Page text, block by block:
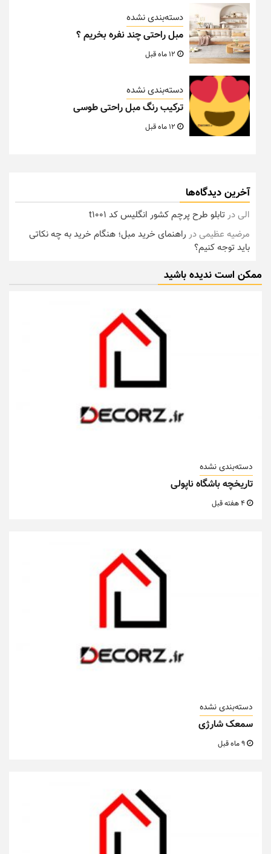
دسته‌بندی نشده
مبل راحتی چند نفره بخریم ؟
دسته‌بندی نشده
ترکیب رنگ مبل راحتی طوسی
آخرین دیدگاه‌ها
الیدرتابلو طرح پرچم کشور انگلیس کد t1001
مرضیه عظیمیدر راهنمای خرید مبل؛ هنگام خرید به چه نکاتی
باید توجه کنیم؟
ممکن است ندیده باشید
دسته‌بندی نشده
تاریخچه باشگاه ناپولی
دسته‌بندی نشده
سمعک شارژی